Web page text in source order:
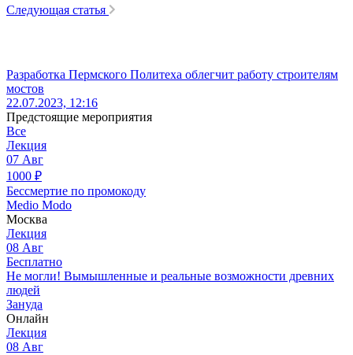
Следующая статья
Разработка Пермского Политеха облегчит работу строителям
мостов
22.07.2023, 12:16
Предстоящие мероприятия
Все
Лекция
07 Авг
1000 ₽
Бессмертие по промокоду
Medio Modo
Москва
Лекция
08 Авг
Бесплатно
Не могли! Вымышленные и реальные возможности древних
людей
Зануда
Онлайн
Лекция
08 Авг